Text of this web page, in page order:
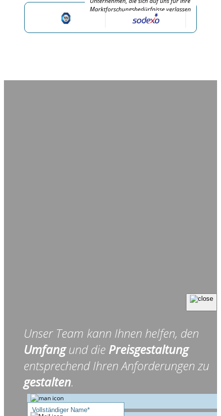
Marktforschungsbedürfnisse verlassen
Unser Team kann Ihnen helfen, den
Umfangund die Preisgestaltung
entsprechend Ihren Anforderungen zu
gestalten.